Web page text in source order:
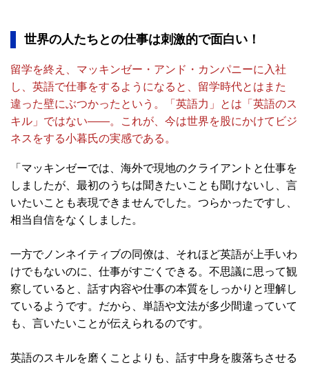
世界の人たちとの仕事は刺激的で面白い！
留学を終え、マッキンゼー・アンド・カンパニーに入社
し、英語で仕事をするようになると、留学時代とはまた
違った壁にぶつかったという。「英語力」とは「英語のス
キル」ではない――。これが、今は世界を股にかけてビジ
ネスをする小暮氏の実感である。
「マッキンゼーでは、海外で現地のクライアントと仕事を
しましたが、最初のうちは聞きたいことも聞けないし、言
いたいことも表現できませんでした。つらかったですし、
相当自信をなくしました。
一方でノンネイティブの同僚は、それほど英語が上手いわ
けでもないのに、仕事がすごくできる。不思議に思って観
察していると、話す内容や仕事の本質をしっかりと理解し
ているようです。だから、単語や文法が多少間違っていて
も、言いたいことが伝えられるのです。
英語のスキルを磨くことよりも、話す中身を腹落ちさせる